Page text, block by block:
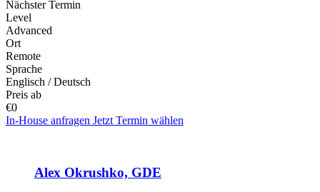
Nächster Termin
Level
Advanced
Ort
Remote
Sprache
Englisch / Deutsch
Preis ab
€0
In-House anfragen Jetzt Termin wählen
Alex Okrushko, GDE